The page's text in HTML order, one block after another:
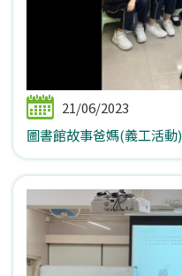
21/06/2023
圖書館故事爸媽(義工活動)